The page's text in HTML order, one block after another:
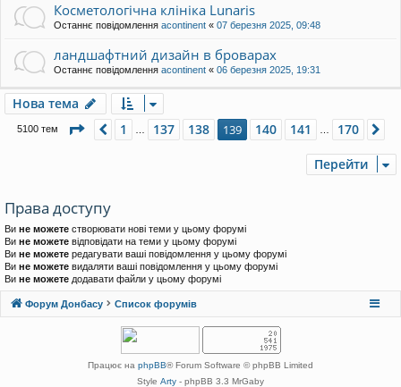
Косметологічна клініка Lunaris
Останнє повідомлення acontinent « 07 березня 2025, 09:48
ландшафтний дизайн в броварах
Останнє повідомлення acontinent « 06 березня 2025, 19:31
Нова тема
5100 тем Сторінка 139з 170
Поперед.
1 137 138 139 140 141 170
Перейти
Права доступу
Ви не можете створювати нові теми у цьому форумі
Ви не можете відповідати на теми у цьому форумі
Ви не можете редагувати ваші повідомлення у цьому форумі
Ви не можете видаляти ваші повідомлення у цьому форумі
Ви не можете додавати файли у цьому форумі
Форум Донбасу Список форумів
Працює на phpBB® Forum Software © phpBB Limited
Style Arty - phpBB 3.3 MrGaby